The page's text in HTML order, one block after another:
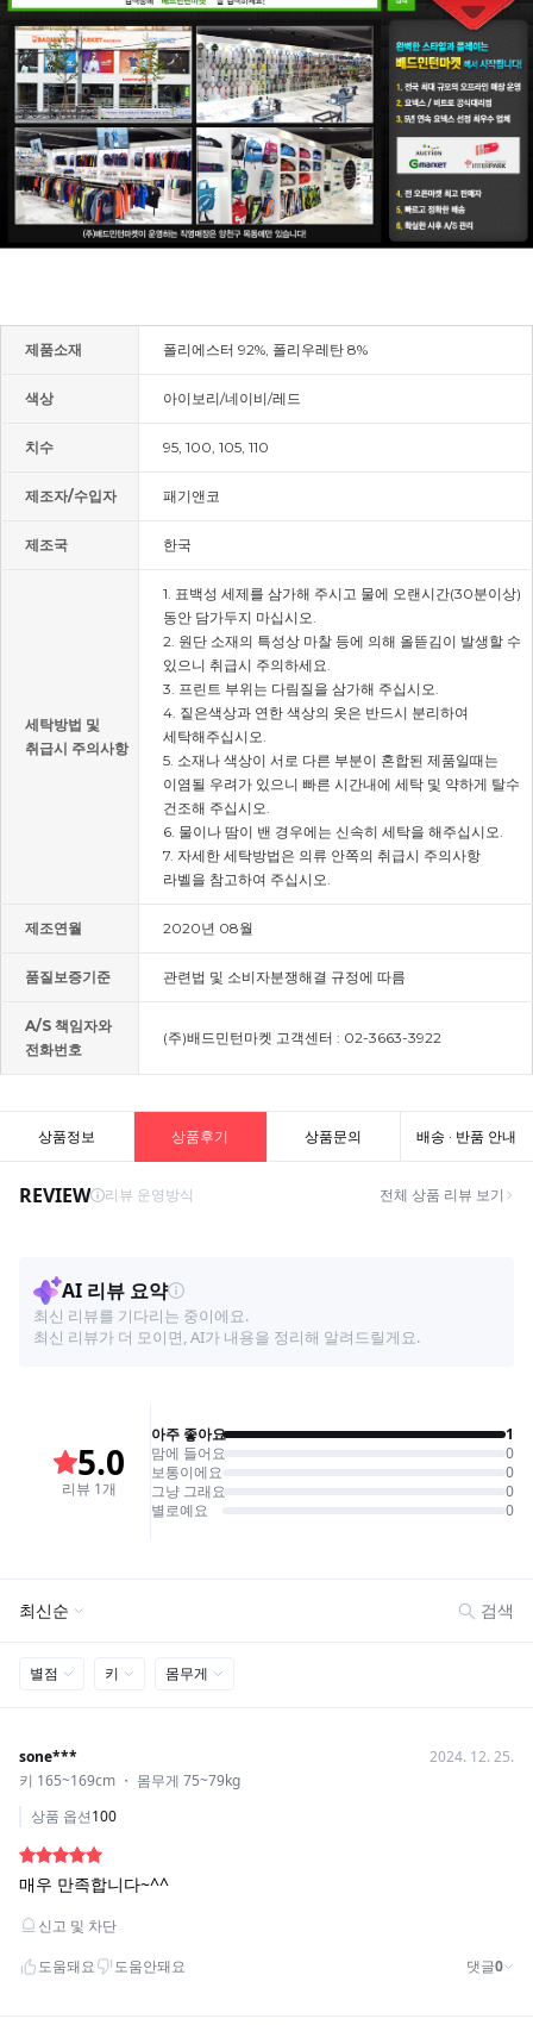
제품소재 폴리에스터 92%, 폴리우레탄 8%
색상 아이보리/네이비/레드
치수 95, 100, 105, 110
제조자/수입자 패기앤코
제조국 한국
세탁방법 및
취급시 주의사항
1. 표백성 세제를 삼가해 주시고 물에 오랜시간(30분이상)
동안 담가두지 마십시오.
2. 원단 소재의 특성상 마찰 등에 의해 올뜯김이 발생할 수
있으니 취급시 주의하세요.
3. 프린트 부위는 다림질을 삼가해 주십시오.
4. 짙은색상과 연한 색상의 옷은 반드시 분리하여
세탁해주십시오.
5. 소재나 색상이 서로 다른 부분이 혼합된 제품일때는
이염될 우려가 있으니 빠른 시간내에 세탁 및 약하게 탈수
건조해 주십시오.
6. 물이나 땀이 밴 경우에는 신속히 세탁을 해주십시오.
7. 자세한 세탁방법은 의류 안쪽의 취급시 주의사항
라벨을 참고하여 주십시오.
제조연월 2020년 08월
품질보증기준 관련법 및 소비자분쟁해결 규정에 따름
A/S 책임자와
전화번호
(주)배드민턴마켓 고객센터 : 02-3663-3922
상품정보 상품후기 상품문의 배송 · 반품 안내